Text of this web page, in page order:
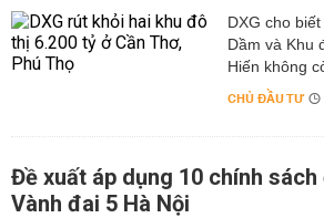
DXG cho
Dầm và Khu
Hiến không
CHỦ ĐẦU TƯ
Đề xuất áp dụng 10 chính
Vành đai 5 Hà Nội